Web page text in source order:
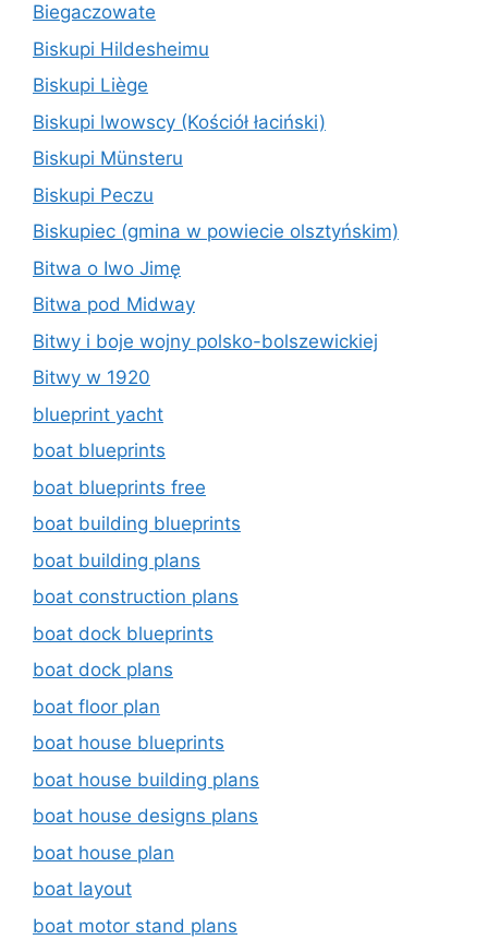
Biegaczowate
Biskupi Hildesheimu
Biskupi Liège
Biskupi lwowscy (Kościół łaciński)
Biskupi Münsteru
Biskupi Peczu
Biskupiec (gmina w powiecie olsztyńskim)
Bitwa o Iwo Jimę
Bitwa pod Midway
Bitwy i boje wojny polsko-bolszewickiej
Bitwy w 1920
blueprint yacht
boat blueprints
boat blueprints free
boat building blueprints
boat building plans
boat construction plans
boat dock blueprints
boat dock plans
boat floor plan
boat house blueprints
boat house building plans
boat house designs plans
boat house plan
boat layout
boat motor stand plans